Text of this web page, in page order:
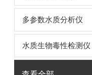
多参数水质分析仪
水质生物毒性检测仪